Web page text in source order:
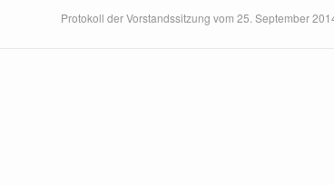
Protokoll der Vorstandssitzung vom 25. September